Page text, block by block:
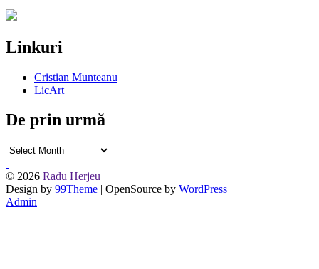
Linkuri
Cristian Munteanu
LicArt
De prin urmă
De
urmă
© 2026 Radu Herjeu
Design by 99Theme | OpenSource by WordPress
Admin